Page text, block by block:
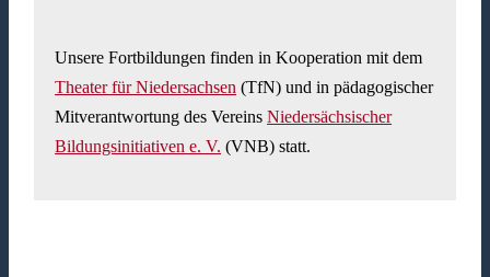
Unsere Fortbildungen finden in Kooperation mit dem
Theater für Niedersachsen (TfN) und in pädagogischer
Mitverantwortung des VereinsNiedersächsischer
Bildungsinitiativen e. V. (VNB) statt.